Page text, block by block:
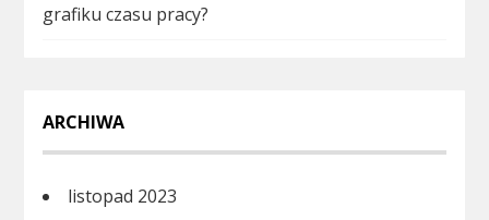
grafiku czasu pracy?
ARCHIWA
listopad 2023